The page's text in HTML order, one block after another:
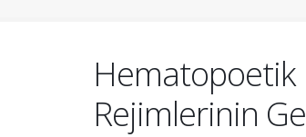
Hematopoetik
Rejimlerinin